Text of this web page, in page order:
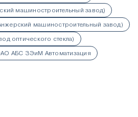
машиностроительный завод)
машиностроительный завод)
оптического стекла)
АБС ЗЭиМ Автоматизация